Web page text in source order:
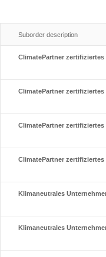
Suborder description
ClimatePartner zertifiziertes
ClimatePartner zertifiziertes
ClimatePartner zertifiziertes
ClimatePartner zertifiziertes
Klimaneutrales
Klimaneutrales